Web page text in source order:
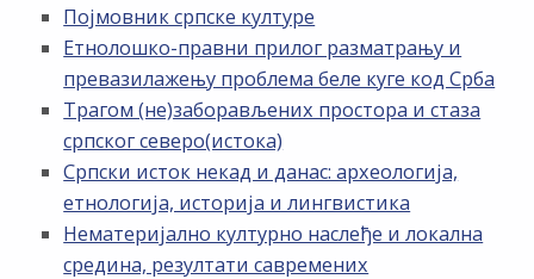
Појмовник српске културе
Етнолошко-правни прилог разматрању и
превазилажењу проблема беле куге код Срба
Трагом (не)заборављених простора и стаза
српског северо(истока)
Српски исток некад и данас: археологија,
етнологија, историја и лингвистика
Нематеријално културно наслеђе и локална
средина, резултати савремених